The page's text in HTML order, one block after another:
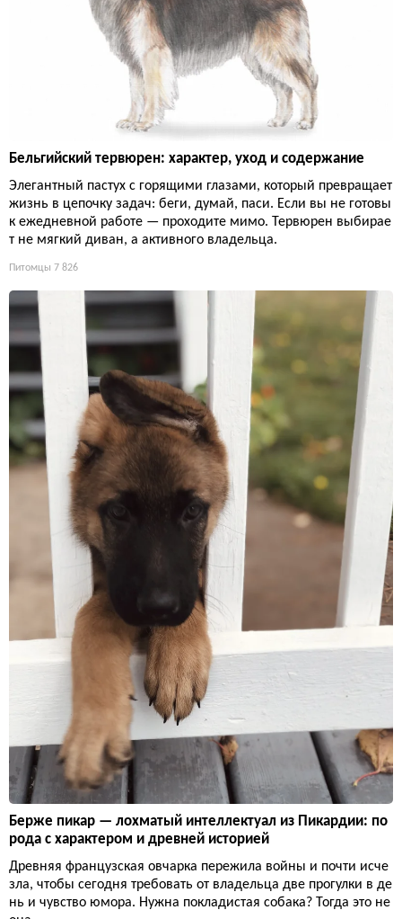
Бельгийский тервюрен: характер, уход и содержание
Элегантный пастух с горящими глазами, который превращает
жизнь в цепочку задач: беги, думай, паси. Если вы не готовы
к ежедневной работе — проходите мимо. Тервюрен выбирае
т не мягкий диван, а активного владельца.
Питомцы 7 826
Берже пикар — лохматый интеллектуал из Пикардии: по
рода с характером и древней историей
Древняя французская овчарка пережила войны и почти исче
зла, чтобы сегодня требовать от владельца две прогулки в де
нь и чувство юмора. Нужна покладистая собака? Тогда это не